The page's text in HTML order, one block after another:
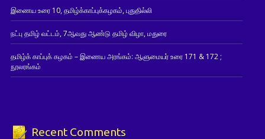
இணைய உரை 10, தமிழ்க்காப்புக்கழகம், புதுதில்லி
நட்பு தமிழ் வட்டம், 7ஆவது ஆண்டு தமிழ் விழா, மதுரை
தமிழ்க் காப்புக் கழகம் – இணைய அரங்கம்: ஆளுமையர் உரை 171 & 172 ;
நூலரங்கம்
Recent Comments